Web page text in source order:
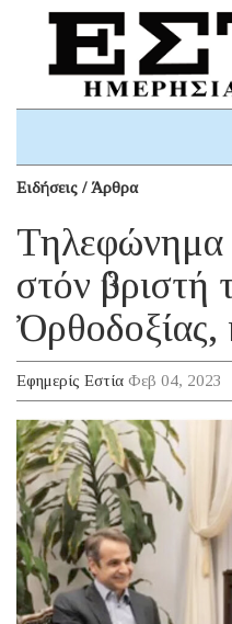
Ειδήσεις / Άρθρα
στόν ὑβριστή
Εφημερίς Εστία Φεβ 04, 2023